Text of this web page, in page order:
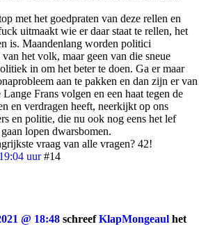
met het goedpraten van deze rellen en
uitmaakt wie er daar staat te rellen, het
is. Maandenlang worden politici
het volk, maar geen van die sneue
in om het beter te doen. Ga er maar
aan te pakken en dan zijn er van
Frans volgen en een haat tegen de
en verdragen heeft, neerkijkt op ons
en politie, die nu ook nog eens het lef
lopen dwarsbomen.
vraag van alle vragen? 42!
uur #14
@ 18:48 schreefKlapMongeaul het